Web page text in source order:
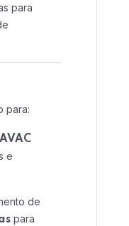
para
para:
e
de
para